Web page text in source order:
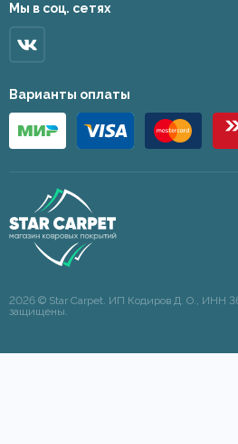
Мы в соц. сетях
Варианты оплаты
2026 © Star Carpet. ИП Кодиров Д. О., ИНН
защищены.